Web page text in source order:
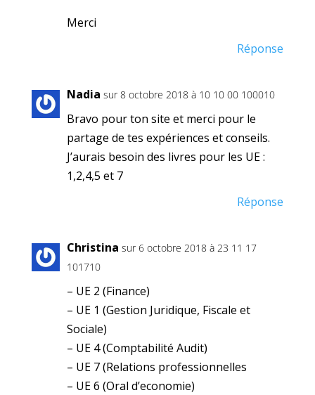
Merci
Réponse
Nadia sur 8 octobre 2018 à 10 10 00 100010
Bravo pour ton site et merci pour le
partage de tes expériences et conseils.
J’aurais besoin des livres pour les UE :
1,2,4,5 et 7
Réponse
Christina sur 6 octobre 2018 à 23 11 17
101710
– UE 2 (Finance)
– UE 1 (Gestion Juridique, Fiscale et
Sociale)
– UE 4 (Comptabilité Audit)
– UE 7 (Relations professionnelles
– UE 6 (Oral d’economie)